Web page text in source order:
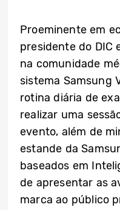
Proeminente em
presidente do DIC
na comunidade
sistema Samsung
rotina diária de
realizar uma
evento, além de
estande da
baseados em
de apresentar as
marca ao público